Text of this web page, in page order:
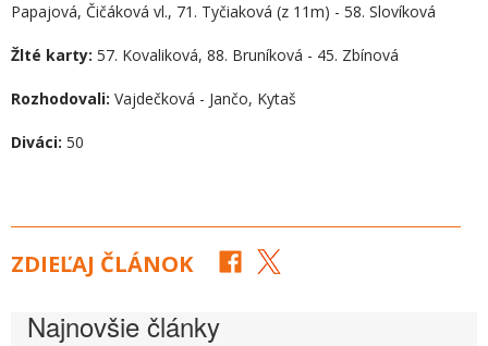
Papajová, Čičáková vl., 71. Tyčiaková (z 11m) - 58. Slovíková
Žlté karty: 57. Kovaliková, 88. Bruníková - 45. Zbínová
Rozhodovali: Vajdečková - Jančo, Kytaš
Diváci: 50
ZDIEĽAJ ČLÁNOK
Najnovšie články